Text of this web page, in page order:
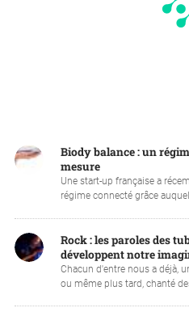
Biody balance : un
mesure
Une start-up française a
régime connecté grâce
Rock : les paroles des
développent notre
Chacun d'entre nous a déjà,
ou même plus tard, chanté